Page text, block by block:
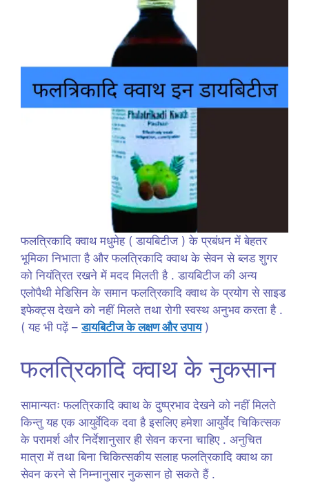
फलत्रिकादि क्वाथ मधुमेह ( डायबिटीज ) के प्रबंधन में बेहतर
भूमिका निभाता है और फलत्रिकादि क्वाथ के सेवन से ब्लड शुगर
को नियंत्रित रखने में मदद मिलती है . डायबिटीज की अन्य
एलोपैथी मेडिसिन के समान फलत्रिकादि क्वाथ के प्रयोग से साइड
इफेक्ट्स देखने को नहीं मिलते तथा रोगी स्वस्थ अनुभव करता है .
( यह भी पढ़ें –डायबिटीज के लक्षण और उपाय)
फलत्रिकादि क्वाथ के नुकसान
सामान्यतः फलत्रिकादि क्वाथ के दुष्प्रभाव देखने को नहीं मिलते
किन्तु यह एक आयुर्वेदिक दवा है इसलिए हमेशा आयुर्वेद चिकित्सक
के परामर्श और निर्देशानुसार ही सेवन करना चाहिए . अनुचित
मात्रा में तथा बिना चिकित्सकीय सलाह फलत्रिकादि क्वाथ का
सेवन करने से निम्नानुसार नुकसान हो सकते हैं .